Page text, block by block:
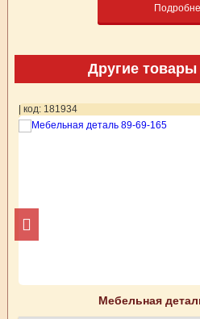
Другие товары
| код: 181934
Мебельная